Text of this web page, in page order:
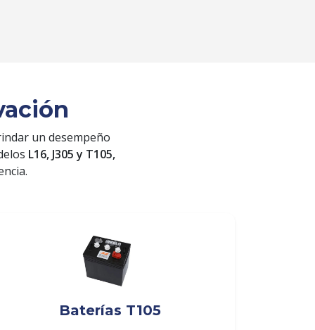
un desempeño
L16, J305 y T105,
Baterías T105